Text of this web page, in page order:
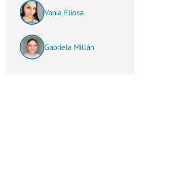
Vania Eliosa
Gabriela Millán